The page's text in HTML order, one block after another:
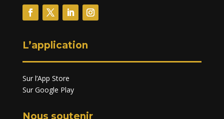
L’application
Sur l’App Store
Sur Google Play
Nous soutenir